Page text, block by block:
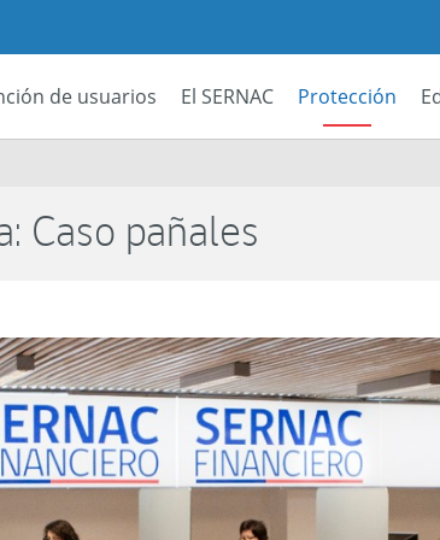
de usuarios El SERNAC Protección
Caso pañales